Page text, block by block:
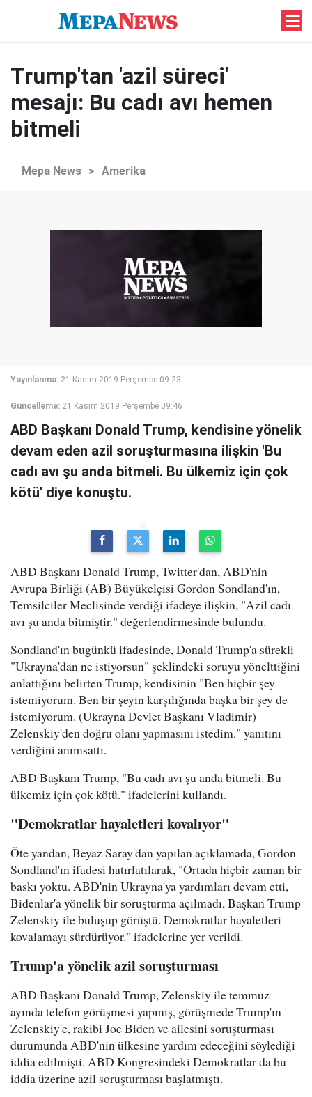
Trump'tan 'azil süreci'
mesajı: Bu cadı avı hemen
bitmeli
Mepa News > Amerika
Yayınlanma: 21 Kasım 2019 Perşembe 09:23
Güncelleme: 21 Kasım 2019 Perşembe 09:46
ABD Başkanı Donald Trump, kendisine yönelik
devam eden azil soruşturmasına ilişkin 'Bu
cadı avı şu anda bitmeli. Bu ülkemiz için çok
kötü' diye konuştu.
ABD Başkanı Donald Trump, Twitter'dan, ABD'nin
Avrupa Birliği (AB) Büyükelçisi Gordon Sondland'ın,
Temsilciler Meclisinde verdiği ifadeye ilişkin, "Azil cadı
avı şu anda bitmiştir." değerlendirmesinde bulundu.
Sondland'ın bugünkü ifadesinde, Donald Trump'a sürekli
"Ukrayna'dan ne istiyorsun" şeklindeki soruyu yönelttiğini
anlattığını belirten Trump, kendisinin "Ben hiçbir şey
istemiyorum. Ben bir şeyin karşılığında başka bir şey de
istemiyorum. (Ukrayna Devlet Başkanı Vladimir)
Zelenskiy'den doğru olanı yapmasını istedim." yanıtını
verdiğini anımsattı.
ABD Başkanı Trump, "Bu cadı avı şu anda bitmeli. Bu
ülkemiz için çok kötü." ifadelerini kullandı.
"Demokratlar hayaletleri kovalıyor"
Öte yandan, Beyaz Saray'dan yapılan açıklamada, Gordon
Sondland'ın ifadesi hatırlatılarak, "Ortada hiçbir zaman bir
baskı yoktu. ABD'nin Ukrayna'ya yardımları devam etti,
Bidenlar'a yönelik bir soruşturma açılmadı, Başkan Trump
Zelenskiy ile buluşup görüştü. Demokratlar hayaletleri
kovalamayı sürdürüyor." ifadelerine yer verildi.
Trump'a yönelik azil soruşturması
ABD Başkanı Donald Trump, Zelenskiy ile temmuz
ayında telefon görüşmesi yapmış, görüşmede Trump'ın
Zelenskiy'e, rakibi Joe Biden ve ailesini soruşturması
durumunda ABD'nin ülkesine yardım edeceğini söylediği
iddia edilmişti. ABD Kongresindeki Demokratlar da bu
iddia üzerine azil soruşturması başlatmıştı.